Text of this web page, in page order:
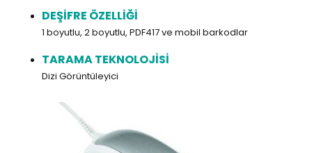
DEŞİFRE ÖZELLİĞİ
1 boyutlu, 2 boyutlu, PDF417 ve mobil barkodlar
TARAMA TEKNOLOJİSİ
Dizi Görüntüleyici